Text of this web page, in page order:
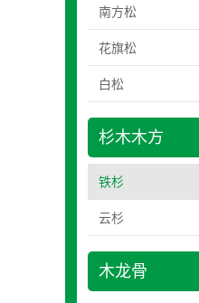
南方松
花旗松
白松
杉木木方
铁杉
云杉
木龙骨